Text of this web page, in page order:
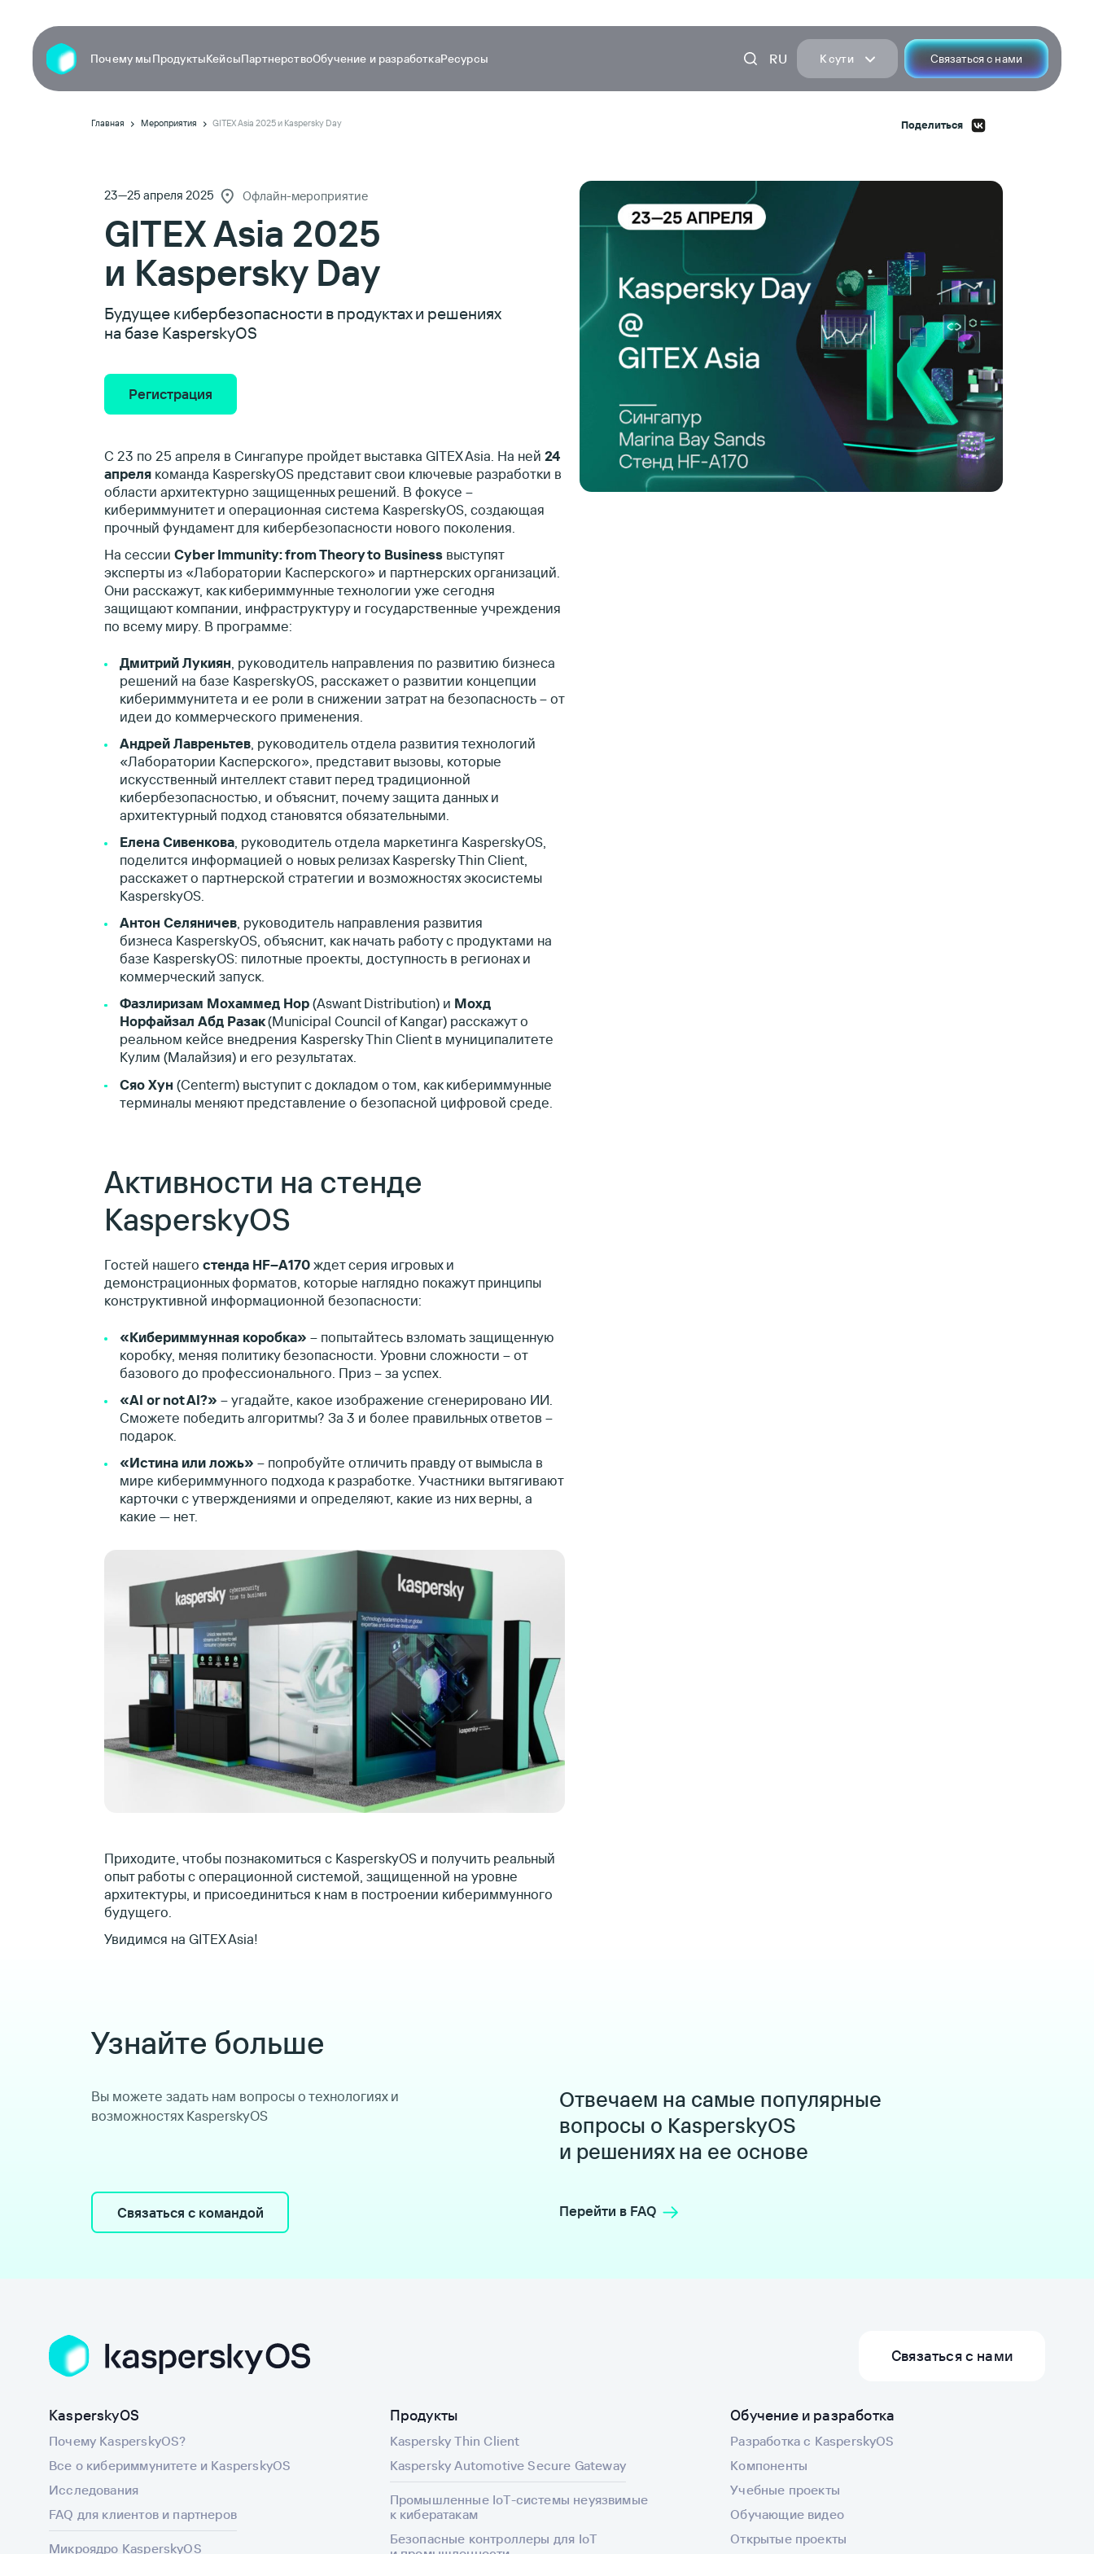
Почему мыПродуктыКейсыПартнерствоОбучение и разработкаРесурсы RU К сути Связаться с нами
Главная Мероприятия GITEX Asia 2025 и Kaspersky Day Поделиться
23—25 апреля 2025 Офлайн-мероприятие
GITEX Asia 2025
и Kaspersky Day
Будущее кибербезопасности в продуктах и решениях
на базе KasperskyOS
Регистрация
С 23 по 25 апреля в Сингапуре пройдет выставка GITEX Asia. На ней 24
апрелякоманда KasperskyOS представит свои ключевые разработки в
области архитектурно защищенных решений. В фокусе –
кибериммунитет и операционная система KasperskyOS, создающая
прочный фундамент для кибербезопасности нового поколения.
На сессии Cyber Immunity: from Theory to Businessвыступят
эксперты из «Лаборатории Касперского» и партнерских организаций.
Они расскажут, как кибериммунные технологии уже сегодня
защищают компании, инфраструктуру и государственные учреждения
по всему миру. В программе:
Дмитрий Лукиян , руководитель направления по развитию бизнеса
решений на базе KasperskyOS, расскажет о развитии концепции
кибериммунитета и ее роли в снижении затрат на безопасность – от
идеи до коммерческого применения.
Андрей Лавреньтев, руководитель отдела развития технологий
«Лаборатории Касперского», представит вызовы, которые
искусственный интеллект ставит перед традиционной
кибербезопасностью, и объяснит, почему защита данных и
архитектурный подход становятся обязательными.
Елена Сивенкова, руководитель отдела маркетинга KasperskyOS,
поделится информацией о новых релизах Kaspersky Thin Client,
расскажет о партнерской стратегии и возможностях экосистемы
KasperskyOS.
Антон Селяничев, руководитель направления развития
бизнеса KasperskyOS, объяснит, как начать работу с продуктами на
базе KasperskyOS: пилотные проекты, доступность в регионах и
коммерческий запуск.
Фазлиризам Мохаммед Нор(Aswant Distribution) и Мохд
Норфайзал Абд Разак(Municipal Council of Kangar) расскажут о
реальном кейсе внедрения Kaspersky Thin Client в муниципалитете
Кулим (Малайзия) и его результатах.
Сяо Хун (Centerm) выступит с докладом о том, как кибериммунные
терминалы меняют представление о безопасной цифровой среде.
Активности на стенде
KasperskyOS
Гостей нашего стенда HF–A170ждет серия игровых и
демонстрационных форматов, которые наглядно покажут принципы
конструктивной информационной безопасности:
«Кибериммунная коробка» – попытайтесь взломать защищенную
коробку, меняя политику безопасности. Уровни сложности – от
базового до профессионального. Приз – за успех.
«AI or notAI?» – угадайте, какое изображение сгенерировано ИИ.
Сможете победить алгоритмы? За 3 и более правильных ответов –
подарок.
«Истина или ложь» – попробуйте отличить правду от вымысла в
мире кибериммунного подхода к разработке. Участники вытягивают
карточки с утверждениями и определяют, какие из них верны, а
какие — нет.
Приходите, чтобы познакомиться с KasperskyOS и получить реальный
опыт работы с операционной системой, защищенной на уровне
архитектуры, и присоединиться к нам в построении кибериммунного
будущего.
Увидимся на GITEX Asia!
Узнайте больше
Вы можете задать нам вопросы о технологиях и
возможностях KasperskyOS
Связаться с командой
Отвечаем на самые популярные
вопросы о KasperskyOS
и решениях на ее основе
Перейти в FAQ
Связаться с нами
KasperskyOS
Почему KasperskyOS?
Все о кибериммунитете и KasperskyOS
Исследования
FAQ для клиентов и партнеров
Микроядро KasperskyOS
Продукты
Kaspersky Thin Client
Kaspersky Automotive Secure Gateway
Промышленные IoT-системы неуязвимые
к кибератакам
Безопасные контроллеры для IoT
Обучение и разработка
Разработка с KasperskyOS
Компоненты
Учебные проекты
Обучающие видео
Открытые проекты